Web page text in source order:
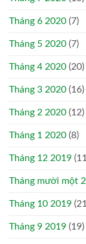
Tháng 6 2020 (7)
Tháng 5 2020 (7)
Tháng 4 2020 (20)
Tháng 3 2020 (16)
Tháng 2 2020 (12)
Tháng 1 2020 (8)
Tháng 12 2019
Tháng mười một
Tháng 10 2019
Tháng 9 2019 (19)